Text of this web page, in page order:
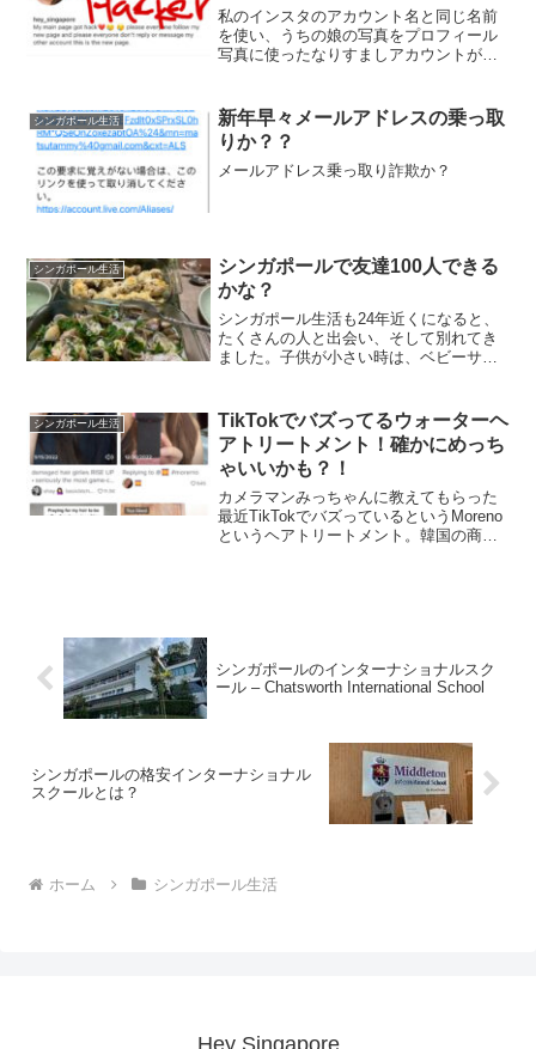
私のインスタのアカウント名と同じ名前
を使い、うちの娘の写真をプロフィール
写真に使ったなりすましアカウントが現
シンガポール生活
新年早々メールアドレスの乗っ取
りか？？
メールアドレス乗っ取り詐欺か？
シンガポール生活
シンガポールで友達100人できる
かな？
シンガポール生活も24年近くになると、
たくさんの人と出会い、そして別れてき
ました。子供が小さい時は、ベビーサー
友ができたり、新しい友達に会う機会は
多かったのですが、子供...
シンガポール生活
TikTokでバズってるウォーターヘ
アトリートメント！確かにめっち
ゃいいかも？！
カメラマンみっちゃんに教えてもらった
最近TikTokでバズっているというMoreno
というヘアトリートメント。韓国の商品
シンガポールのインターナショナルスク
ール – Chatsworth International School
シンガポールの格安インターナショナル
スクールとは？
ホーム シンガポール生活